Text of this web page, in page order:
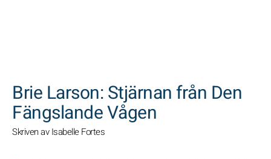
Brie Larson: Stjärnan från Den
Fängslande Vågen
Skriven av Isabelle Fortes